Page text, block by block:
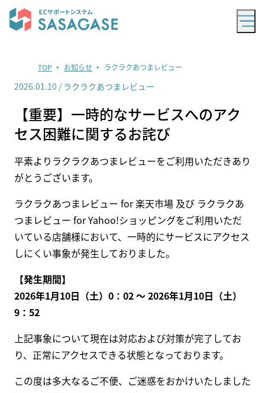
TOP お知らせ ラクラクあつまレビュー
2026.01.10 / ラクラクあつまレビュー
【重要】一時的なサービスへのアク
セス困難に関するお詫び
平素よりラクラクあつまレビューをご利用いただきあり
がとうございます。
ラクラクあつまレビュー for 楽天市場 及び ラクラクあ
つまレビュー for Yahoo!ショッピングをご利用いただ
いている店舗様において、一時的にサービスにアクセス
しにくい事象が発生しておりました。
【発生期間】
2026年1月10日（土）0：02 ～ 2026年1月10日（土）
9：52
上記事象について現在は対応および対策が完了してお
り、正常にアクセスできる状態となっております。
この度は多大なるご不便、ご迷惑をおかけいたしました